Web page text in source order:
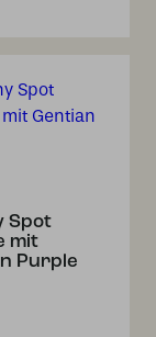
Spot
mit
Purple